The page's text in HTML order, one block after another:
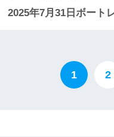
2025年7月31日ボート
1 2